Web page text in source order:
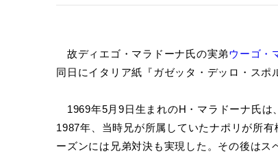
故ディエゴ・マラドーナ氏の実弟ウーゴ・
同日にイタリア紙『ガゼッタ・デッロ・スポ
1969年5月9日生まれのH・マラドーナ氏は
1987年、当時兄が所属していたナポリが所
ーズンには兄弟対決も実現した。その後は